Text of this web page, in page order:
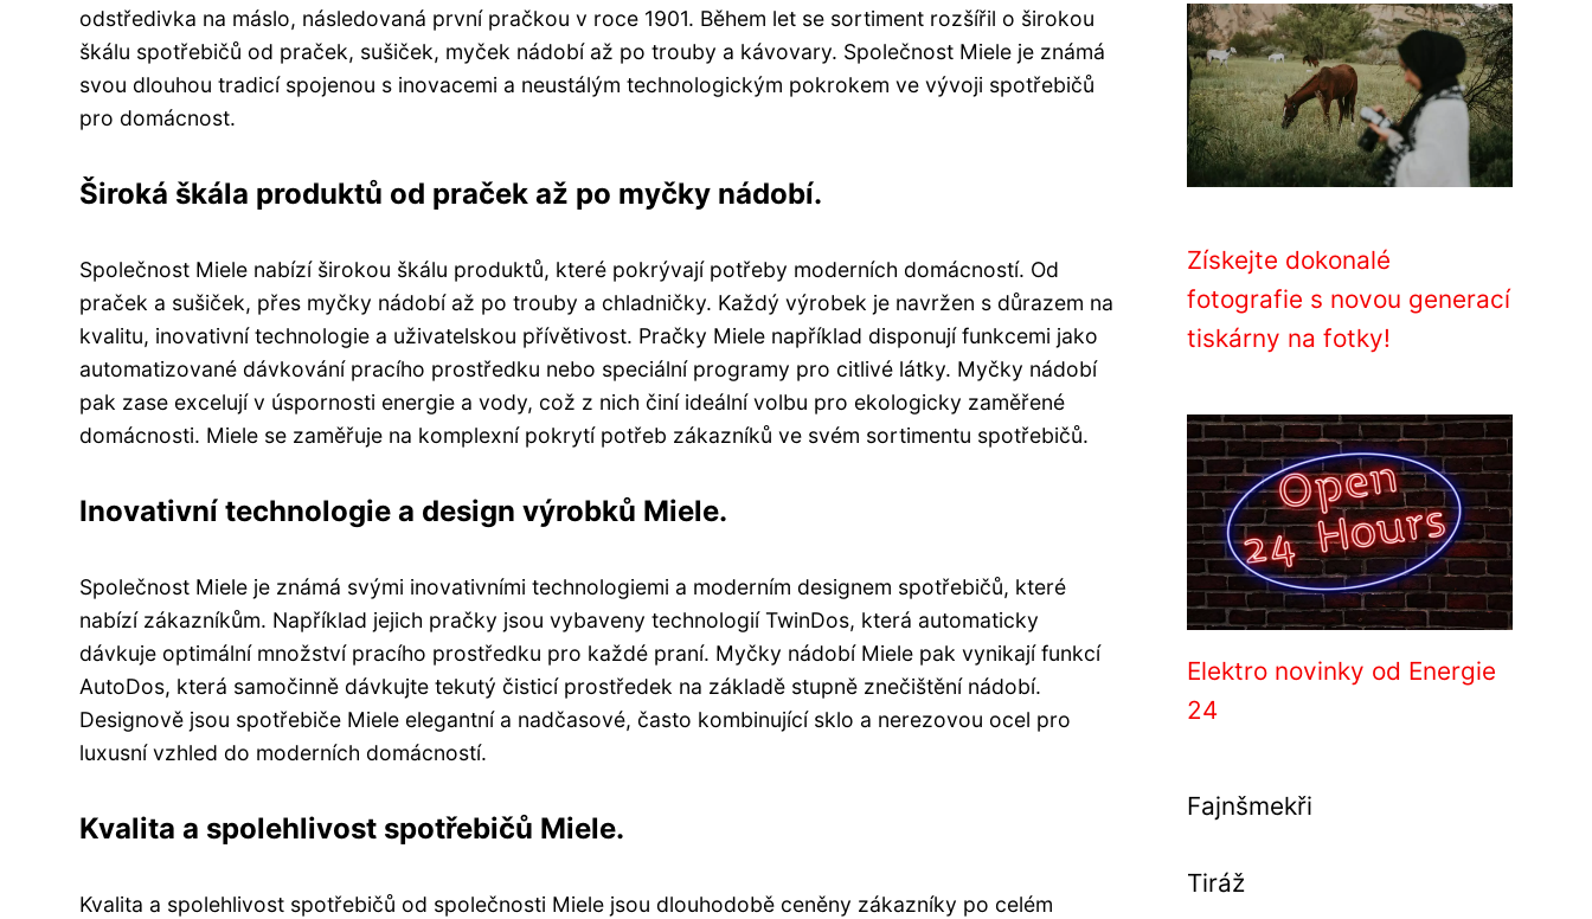
odstředivka na máslo, následovaná první pračkou v roce 1901. Během let se sortiment rozšířil o širokou
škálu spotřebičů od praček, sušiček, myček nádobí až po trouby a kávovary. Společnost Miele je známá
svou dlouhou tradicí spojenou s inovacemi a neustálým technologickým pokrokem ve vývoji spotřebičů
pro domácnost.
Široká škála produktů od praček až po myčky nádobí.
Společnost Miele nabízí širokou škálu produktů, které pokrývají potřeby moderních domácností. Od
praček a sušiček, přes myčky nádobí až po trouby a chladničky. Každý výrobek je navržen s důrazem na
kvalitu, inovativní technologie a uživatelskou přívětivost. Pračky Miele například disponují funkcemi jako
automatizované dávkování pracího prostředku nebo speciální programy pro citlivé látky. Myčky nádobí
pak zase excelují v úspornosti energie a vody, což z nich činí ideální volbu pro ekologicky zaměřené
domácnosti. Miele se zaměřuje na komplexní pokrytí potřeb zákazníků ve svém sortimentu spotřebičů.
Inovativní technologie a design výrobků Miele.
Společnost Miele je známá svými inovativními technologiemi a moderním designem spotřebičů, které
nabízí zákazníkům. Například jejich pračky jsou vybaveny technologií TwinDos, která automaticky
dávkuje optimální množství pracího prostředku pro každé praní. Myčky nádobí Miele pak vynikají funkcí
AutoDos, která samočinně dávkujte tekutý čisticí prostředek na základě stupně znečištění nádobí.
Designově jsou spotřebiče Miele elegantní a nadčasové, často kombinující sklo a nerezovou ocel pro
luxusní vzhled do moderních domácností.
Kvalita a spolehlivost spotřebičů Miele.
Kvalita a spolehlivost spotřebičů od společnosti Miele jsou dlouhodobě ceněny zákazníky po celém
Získejte dokonalé
fotografie s novou generací
tiskárny na fotky!
Elektro novinky od Energie
24
Fajnšmekři
Tiráž